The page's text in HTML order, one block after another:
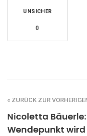
UNSICHER
0
« ZURÜCK ZUR
Nicoletta
Wendepunkt wird